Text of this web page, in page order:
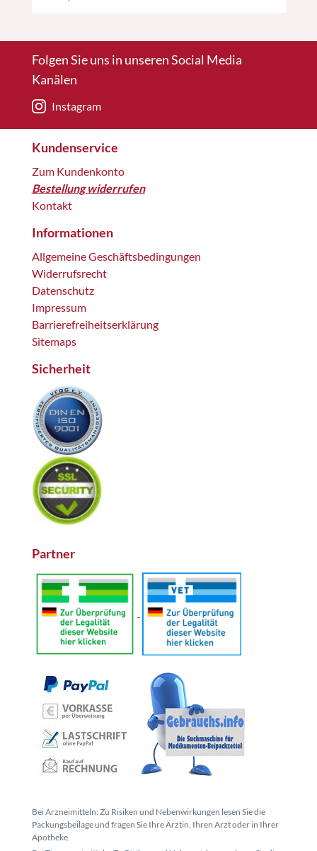
Folgen Sie uns in unseren Social Media
Kanälen
Instagram
Kundenservice
Zum Kundenkonto
Bestellung widerrufen
Kontakt
Informationen
Allgemeine Geschäftsbedingungen
Widerrufsrecht
Datenschutz
Impressum
Barrierefreiheitserklärung
Sitemaps
Sicherheit
Partner
Bei Arzneimitteln: Zu Risiken und Nebenwirkungen lesen Sie die
Packungsbeilage und fragen Sie Ihre Ärztin, Ihren Arzt oder in Ihrer
Apotheke.